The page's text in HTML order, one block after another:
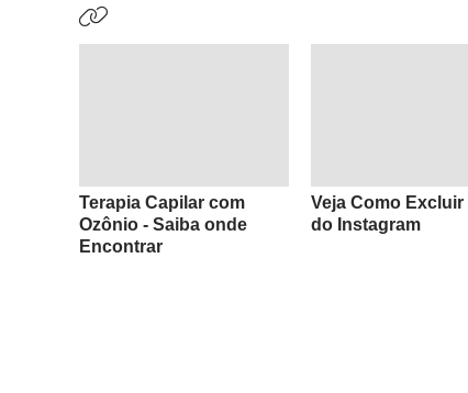
Terapia Capilar com
Ozônio - Saiba onde
Encontrar
Veja Como Excluir
do Instagram